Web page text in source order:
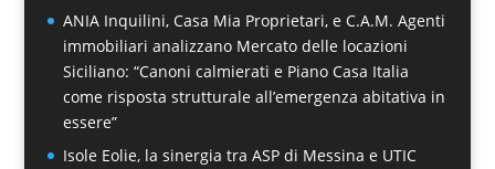
ANIA Inquilini, Casa Mia Proprietari, e C.A.M. Agenti
immobiliari analizzano Mercato delle locazioni
Siciliano: “Canoni calmierati e Piano Casa Italia
come risposta strutturale all’emergenza abitativa in
essere”
Isole Eolie, la sinergia tra ASP di Messina e UTIC